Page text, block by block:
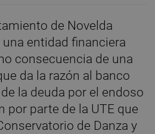
de Novelda
entidad financiera
consecuencia de una
da la razón al banco
la deuda por el endoso
por parte de la UTE que
de Danza y